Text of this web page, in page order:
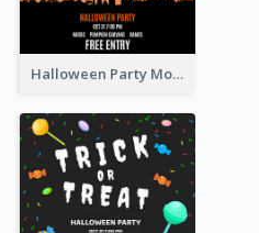
Halloween Party Moon Photo Poster